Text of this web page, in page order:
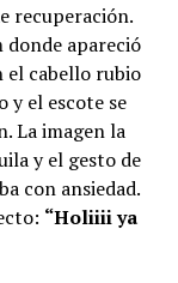
recuperación.
apareció
el cabello rubio
y el escote se
La imagen la
y el gesto de
con ansiedad.
“Holiiii ya